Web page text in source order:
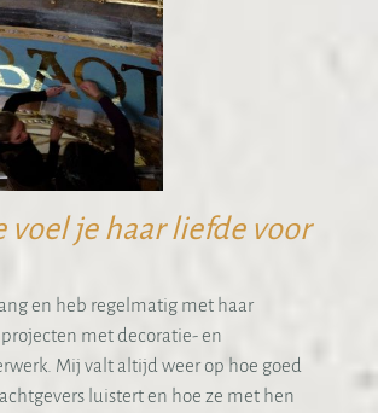
voel je haar liefde voor
en heb regelmatig met haar
met decoratie- en
Mij valt altijd weer op hoe goed
luistert en hoe ze met hen